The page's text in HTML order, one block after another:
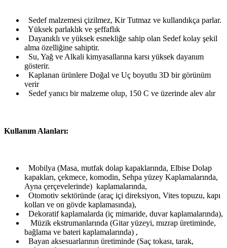
Sedef malzemesi çizilmez, Kir Tutmaz ve kullandıkça parlar.
Yüksek parlaklık ve şeffaflık
Dayanıklı ve yüksek esnekliğe sahip olan Sedef kolay şekil
alma özelliğine sahiptir.
Su, Yağ ve Alkali kimyasallarına karsı yüksek dayanım
gösterir.
Kaplanan ürünlere Doğal ve Uç boyutlu 3D bir görünüm
verir
Sedef yanıcı bir malzeme olup, 150 C ve üzerinde alev alır
Kullanım Alanları:
Mobilya (Masa, mutfak dolap kapaklarında, Elbise Dolap
kapakları, çekmece, komodin, Sehpa yüzey Kaplamalarında,
Ayna çerçevelerinde) kaplamalarında,
Otomotiv sektöründe (araç içi direksiyon, Vites topuzu, kapı
kolları ve on gövde kaplamasında),
Dekoratif kaplamalarda (iç mimaride, duvar kaplamalarında),
Müzik ekstrumanlarında (Gitar yüzeyi, mızrap üretiminde,
bağlama ve bateri kaplamalarında) ,
Bayan aksesuarlarının üretiminde (Saç tokası, tarak,